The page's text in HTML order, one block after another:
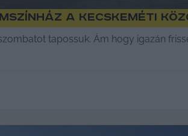
a kecskeméti
tapossuk. Ám hogy igazán